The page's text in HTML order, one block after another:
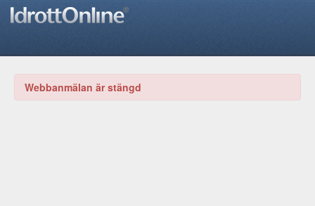
Webbanmälan är stängd